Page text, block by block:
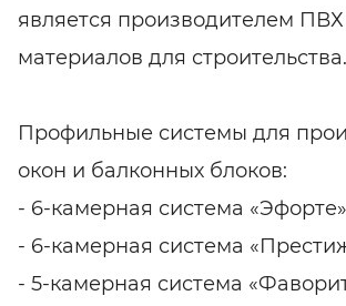
является производителем
материалов для строительства.
Профильные системы для
окон и балконных блоков:
- 6-камерная система
- 6-камерная система
- 5-камерная система